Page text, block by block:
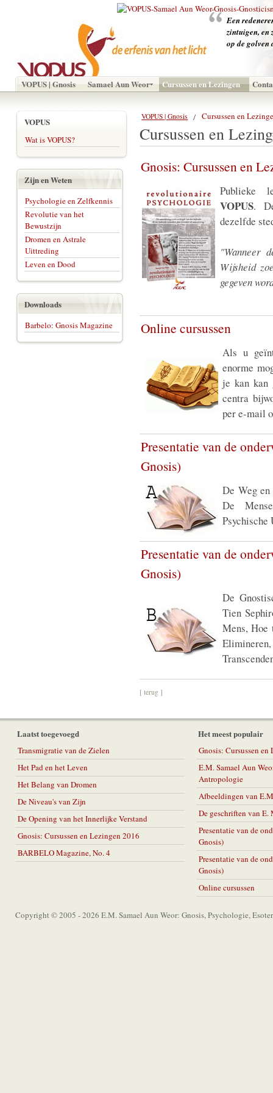
‪Een
zintuigen, en
op de golven
VOPUS | Gnosis Samael Aun Weor Cursussen en Lezingen
VOPUS | Gnosis Cursussen en
Cursussen en
Gnosis: Cursussen en
Publieke
VOPUS.
dezelfde
"Wanneer
Wijsheid
gegeven
Online cursussen
Als u
enorme
je kan kan
centra
per e-mail
Presentatie van de
Gnosis)
De Weg
De
Presentatie van de
Gnosis)
De
Tien
Mens, Hoe
[ terug ]
VOPUS
Wat is VOPUS?
Zijn en Weten
Psychologie en Zelfkennis
Revolutie van het
Bewustzijn
Dromen en Astrale
Uittreding
Leven en Dood
Downloads
Barbelo: Gnosis Magazine
Laatst toegevoegd
Transmigratie van de Zielen
Het Pad en het Leven
Het Belang van Dromen
De Niveau's van Zijn
De Opening van het Innerlijke Verstand
Gnosis: Cursussen en Lezingen 2016
BARBELO Magazine, No. 4
Het meest populair
Gnosis: Cursussen
E.M. Samael Aun
Antropologie
Afbeeldingen van
De geschriften van E.
Presentatie van de
Gnosis)
Presentatie van de
Gnosis)
Online cursussen
Copyright © 2005 - 2026 E.M. Samael Aun Weor: Gnosis, Psychologie,